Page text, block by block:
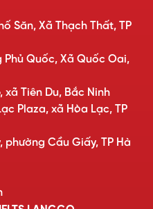
Săn, Xã Thạch Thất, TP
Phủ Quốc, Xã Quốc Oai,
xã Tiên Du, Bắc Ninh
Plaza, xã Hòa Lạc, TP
phường Cầu Giấy, TP Hà